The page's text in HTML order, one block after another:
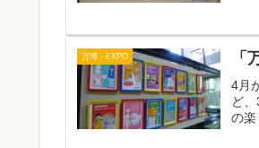
万博・EXPO 「
4月
ど
の